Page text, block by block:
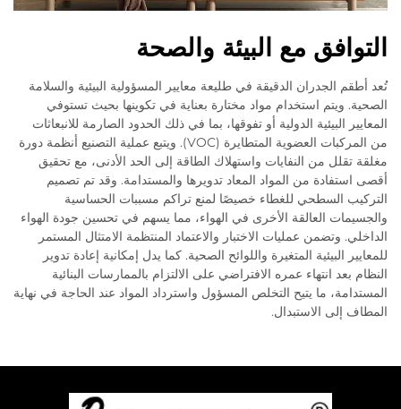
التوافق مع البيئة والصحة
تُعد أطقم الجدران الدقيقة في طليعة معايير المسؤولية البيئية والسلامة
الصحية. ويتم استخدام مواد مختارة بعناية في تكوينها بحيث تستوفي
المعايير البيئية الدولية أو تفوقها، بما في ذلك الحدود الصارمة للانبعاثات
من المركبات العضوية المتطايرة (VOC). ويتبع عملية التصنيع أنظمة دورة
مغلقة تقلل من النفايات واستهلاك الطاقة إلى الحد الأدنى، مع تحقيق
أقصى استفادة من المواد المعاد تدويرها والمستدامة. وقد تم تصميم
التركيب السطحي للغطاء خصيصًا لمنع تراكم مسببات الحساسية
والجسيمات العالقة الأخرى في الهواء، مما يسهم في تحسين جودة الهواء
الداخلي. وتضمن عمليات الاختبار والاعتماد المنتظمة الامتثال المستمر
للمعايير البيئية المتغيرة واللوائح الصحية. كما يدل إمكانية إعادة تدوير
النظام بعد انتهاء عمره الافتراضي على الالتزام بالممارسات البنائية
المستدامة، ما يتيح التخلص المسؤول واسترداد المواد عند الحاجة في نهاية
المطاف إلى الاستبدال.